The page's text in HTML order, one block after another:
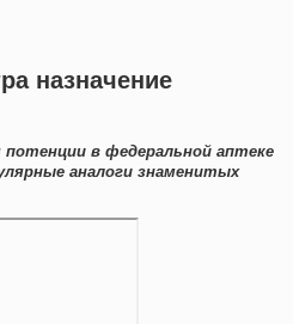
назначение
в федеральной аптеке
аналоги знаменитых